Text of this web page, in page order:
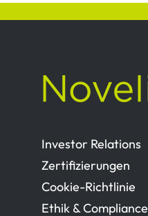
Investor Relations
Zertifizierungen
Cookie-Richtlinie
Ethik & Compliance